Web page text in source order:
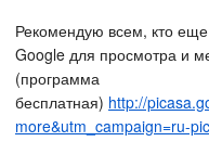
Рекомендую всем, кто
Google для просмотра и
(программа
бесплатная) http://
more&utm_campaign=ru-